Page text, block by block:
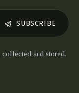
SUBSCRIBE
collected and stored.